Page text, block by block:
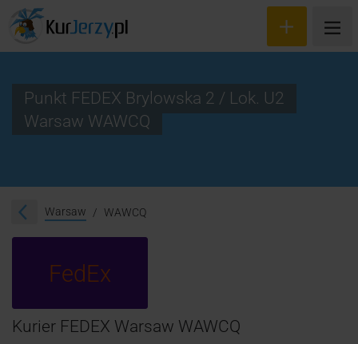
Śledzenie przesyłki
Punkt FEDEX Brylowska 2 / Lok. U2
Warsaw WAWCQ
Warsaw WAWCQ
FedEx
Kurier FEDEX Warsaw WAWCQ